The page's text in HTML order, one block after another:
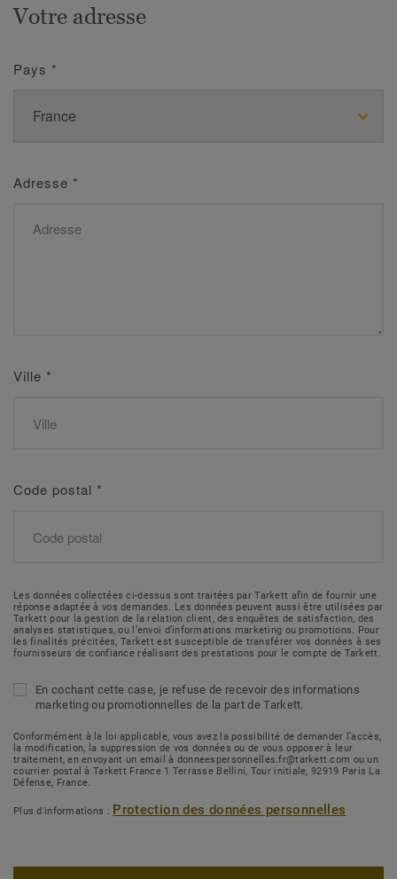
Votre adresse
Pays *
Adresse *
Ville *
Code postal *
Les données collectées ci-dessus sont traitées par Tarkett afin de fournir une
réponse adaptée à vos demandes. Les données peuvent aussi être utilisées par
Tarkett pour la gestion de la relation client, des enquêtes de satisfaction, des
analyses statistiques, ou l’envoi d’informations marketing ou promotions. Pour
les finalités précitées, Tarkett est susceptible de transférer vos données à ses
fournisseurs de confiance réalisant des prestations pour le compte de Tarkett.
En cochant cette case, je refuse de recevoir des informations
marketing ou promotionnelles de la part de Tarkett.
Conformément à la loi applicable, vous avez la possibilité de demander l’accès,
la modification, la suppression de vos données ou de vous opposer à leur
traitement, en envoyant un email à donneespersonnelles.fr@tarkett.com ou un
courrier postal à Tarkett France 1 Terrasse Bellini, Tour initiale, 92919 Paris La
Défense, France.
Plus d'informations : Protection des données personnelles